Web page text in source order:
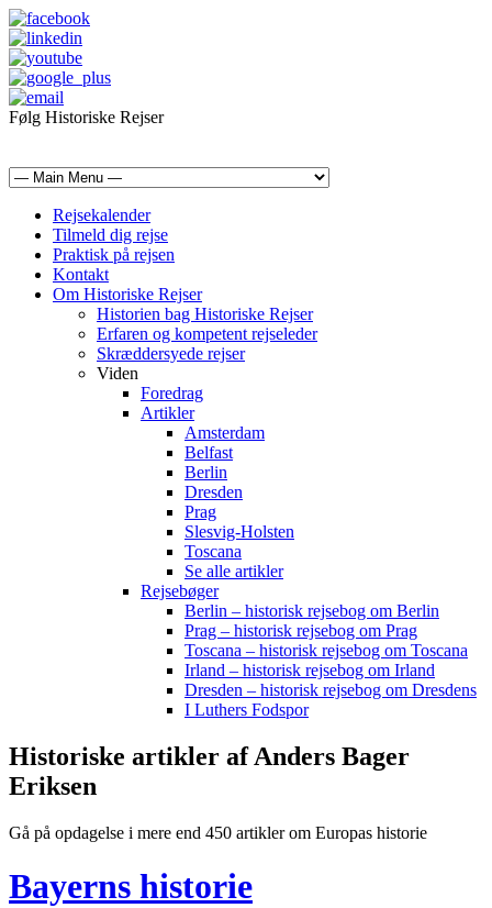
Følg Historiske Rejser
Rejsekalender
Tilmeld dig rejse
Praktisk på rejsen
Kontakt
Om Historiske Rejser
Historien bag Historiske Rejser
Erfaren og kompetent rejseleder
Skræddersyede rejser
Viden
Foredrag
Artikler
Amsterdam
Belfast
Berlin
Dresden
Prag
Slesvig-Holsten
Toscana
Se alle artikler
Rejsebøger
Berlin – historisk rejsebog om Berlin
Prag – historisk rejsebog om Prag
Toscana – historisk rejsebog om Toscana
Irland – historisk rejsebog om Irland
Dresden – historisk rejsebog om Dresdens
I Luthers Fodspor
Historiske artikler af Anders Bager
Eriksen
Gå på opdagelse i mere end 450 artikler om Europas historie
Bayerns historie